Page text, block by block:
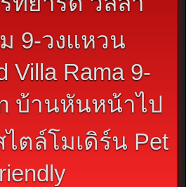
9-วงแหวน
Villa Rama 9-
บ้านหันหน้าไป
ตล์โมเดิร์น Pet